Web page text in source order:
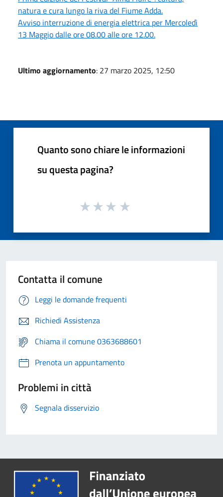
natura e cura lungo la riva del Fiume Adda.
Avviso interruzione di energia elettrica per Mercoledì
13 Maggio dalle ore 08.00 alle ore 12.00.
Ultimo aggiornamento: 27 marzo 2025, 12:50
Quanto sono chiare le informazioni
su questa pagina?
Contatta il comune
Leggi le domande frequenti
Richiedi Assistenza
Chiama il comune 0363688601
Prenota un appuntamento
Problemi in città
Segnala disservizio